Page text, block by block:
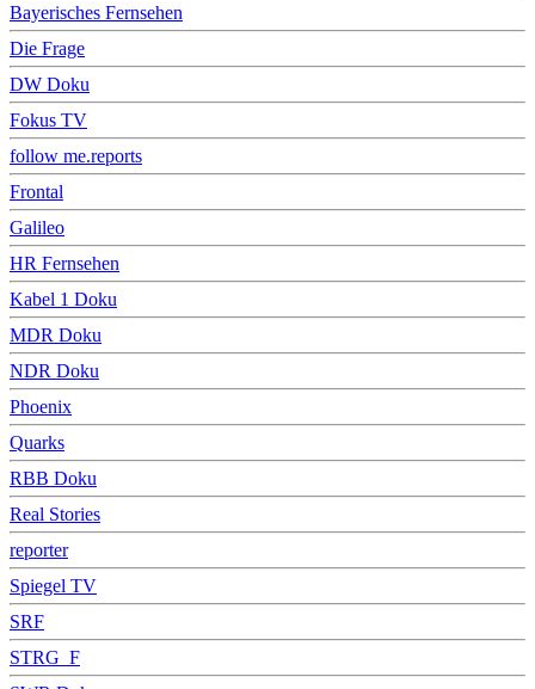
Bayerisches Fernsehen
Die Frage
DW Doku
Fokus TV
follow me.reports
Frontal
Galileo
HR Fernsehen
Kabel 1 Doku
MDR Doku
NDR Doku
Phoenix
Quarks
RBB Doku
Real Stories
reporter
Spiegel TV
SRF
STRG_F